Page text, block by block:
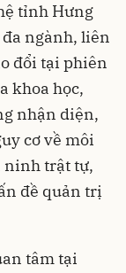
tỉnh Hưng
ngành, liên
đổi tại phiên
khoa học,
nhận diện,
cơ về môi
ninh trật tự,
đề quản trị
tâm tại